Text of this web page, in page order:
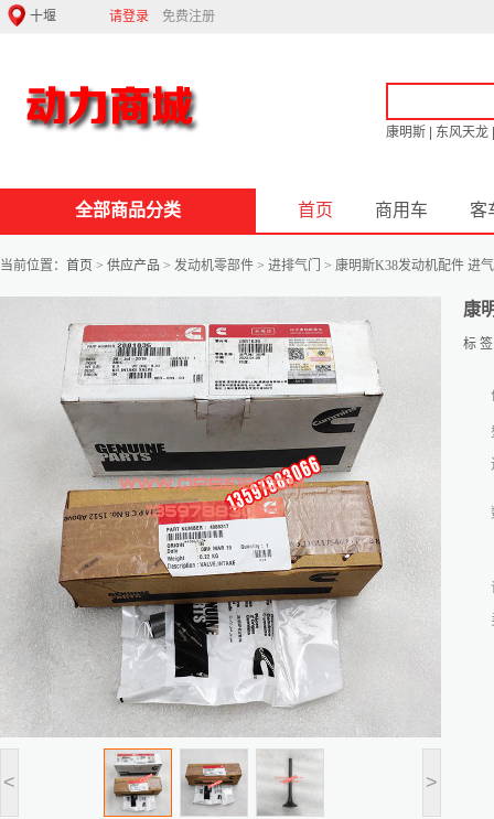
请登录 免费注册
康明斯 东风天龙
全部商品分类 首页 商用车 客
当前位置： 首页 > 供应产品 > 发动机零部件 > 进排气门 > 康明斯K38发动机配件 进气
< >
康
标